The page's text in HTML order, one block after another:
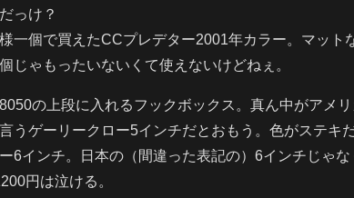
っけ？
一個で買えたCCプレデター2001年カラー。マット
じゃもったいないくて使えないけどねぇ。
の上段に入れるフックボックス。真ん中がアメ
うゲーリークロー5インチだとおもう。色がステキ
6インチ。日本の（間違った表記の）6インチじゃ
円は泣ける。